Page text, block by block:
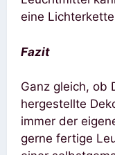
eine
Fazit
Ganz gleich, ob
hergestellte
immer der
gerne fertige